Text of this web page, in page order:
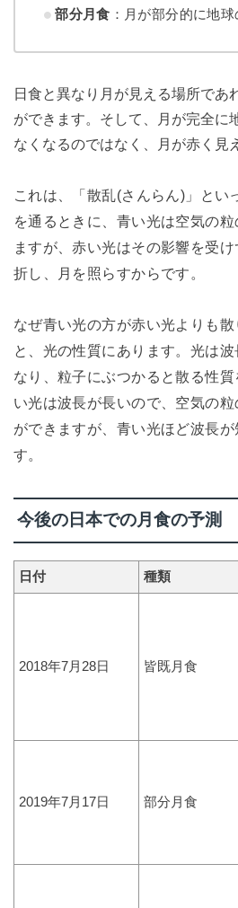
部分月食 ：月が部分的に地
日食と異なり月が見える場所であ
ができます。そして、月が完全に
なくなるのではなく、月が赤く見
これは、「散乱(さんらん)」とい
を通るときに、青い光は空気の
ますが、赤い光はその影響を受
折し、月を照らすからです。
なぜ青い光の方が赤い光よりも散
と、光の性質にあります。光は
なり、粒子にぶつかると散る性
い光は波長が長いので、空気の
ができますが、青い光ほど波長
す。
今後の日本での月食の予測
日付 種類
2018年7月28日 皆既月食
2019年7月17日 部分月食